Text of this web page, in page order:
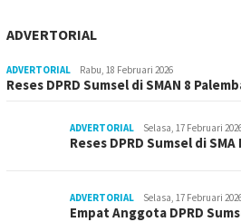
ADVERTORIAL
ADVERTORIAL Rabu, 18 Februari 2026
Reses DPRD Sumsel di SMAN 8
ADVERTORIAL Selasa, 17 Februari
Reses DPRD Sumsel di
ADVERTORIAL Selasa, 17 Februari
Empat Anggota DPRD